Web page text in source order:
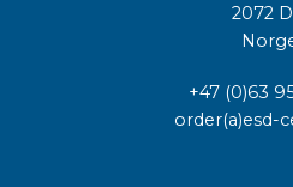
2072
+47 (0)63
order(a)esd-